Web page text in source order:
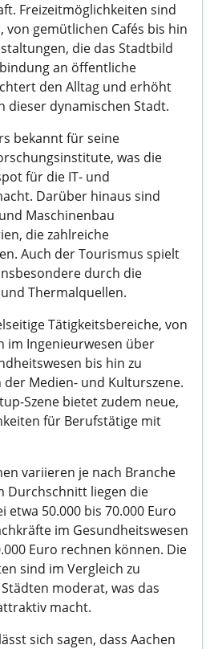
Freizeitmöglichkeiten sind
gemütlichen Cafés bis hin
die das Stadtbild
an öffentliche
den Alltag und erhöht
dieser dynamischen Stadt.
bekannt für seine
was die
für die IT- und
Darüber hinaus sind
Maschinenbau
die zahlreiche
Auch der Tourismus spielt
durch die
Thermalquellen.
Tätigkeitsbereiche, von
im Ingenieurwesen über
bis hin zu
Medien- und Kulturszene.
Szene bietet zudem neue,
für Berufstätige mit
variieren je nach Branche
Durchschnitt liegen die
etwa 50.000 bis 70.000 Euro
im Gesundheitswesen
Euro rechnen können. Die
sind im Vergleich zu
moderat, was das
macht.
sich sagen, dass Aachen